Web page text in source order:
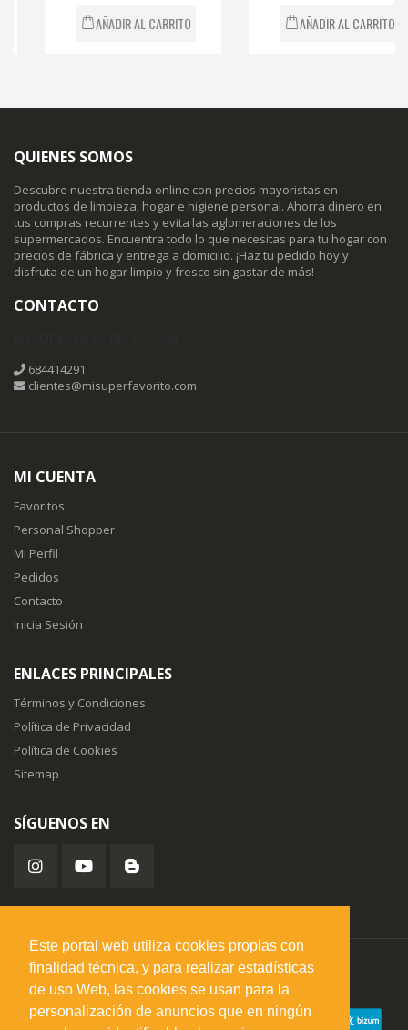
Este portal web utiliza cookies propias con
finalidad técnica, y para realizar estadísticas
de uso Web, las cookies se usan para la
personalización de anuncios que en ningún
AÑADIR AL CARRITO AÑADIR AL CARRITO
QUIENES SOMOS
Descubre nuestra tienda online con precios mayoristas en
productos de limpieza, hogar e higiene personal. Ahorra dinero en
tus compras recurrentes y evita las aglomeraciones de los
supermercados. Encuentra todo lo que necesitas para tu hogar con
precios de fábrica y entrega a domicilio. ¡Haz tu pedido hoy y
disfruta de un hogar limpio y fresco sin gastar de más!
CONTACTO
684414291
clientes@misuperfavorito.com
MI CUENTA
Favoritos
Personal Shopper
Mi Perfil
Pedidos
Contacto
Inicia Sesión
ENLACES PRINCIPALES
Términos y Condiciones
Política de Privacidad
Política de Cookies
Sitemap
SÍGUENOS EN
misuperfavorito.com.
© 2026. Todos los derechos reservados.